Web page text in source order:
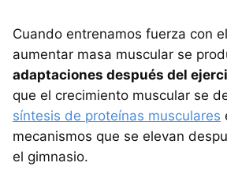
Cuando entrenamos fuerza con
aumentar masa muscular se
adaptaciones después del
que el crecimiento muscular se
síntesis de proteínas musculares
mecanismos que se elevan
el gimnasio.